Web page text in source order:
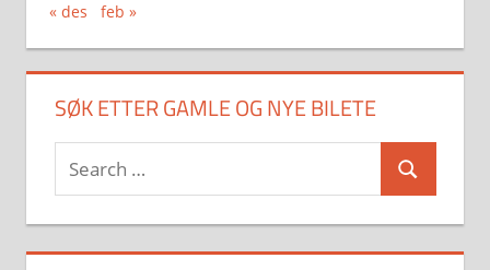
« des
feb »
SØK ETTER GAMLE OG NYE BILETE
Search
for:
Search